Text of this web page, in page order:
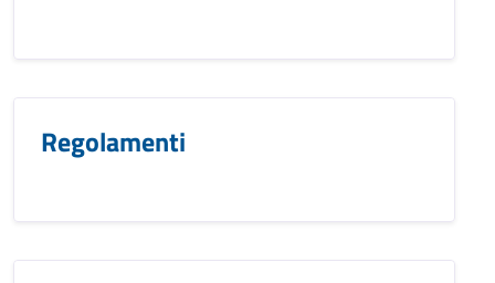
Regolamenti